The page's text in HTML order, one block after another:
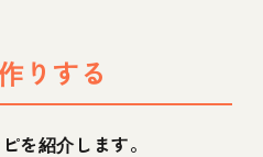
りする
を紹介します。